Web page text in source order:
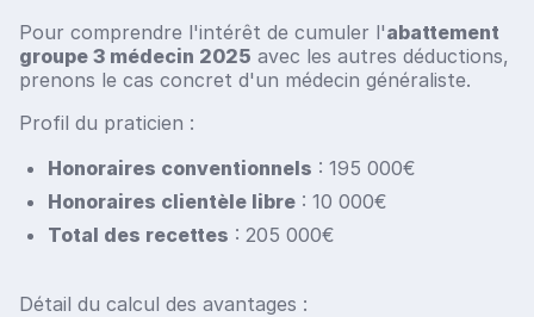
Pour comprendre l'intérêt de cumuler l'abattement
groupe 3 médecin 2025 avec les autres déductions,
prenons le cas concret d'un médecin généraliste.
Profil du praticien :
Honoraires conventionnels : 195 000€
Honoraires clientèle libre : 10 000€
Total des recettes : 205 000€
Détail du calcul des avantages :